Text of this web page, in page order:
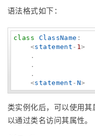
语法格式如下：
class ClassName :
    <
statement - 1>
    <
statement - N>
类实例化后，可以使用
以通过类名访问其属性。